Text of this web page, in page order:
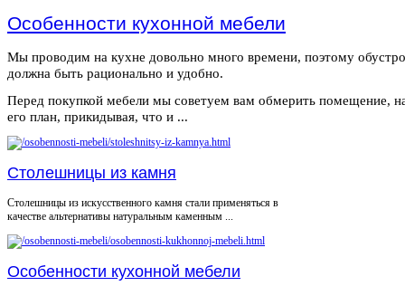
Особенности кухонной мебели
Мы проводим на кухне довольно много времени, поэтому
должна быть рационально и удобно.
Перед покупкой мебели мы советуем вам обмерить помещение,
его план, прикидывая, что и ...
Столешницы из камня
Столешницы из искусственного камня стали применяться в
качестве альтернативы натуральным каменным ...
Особенности кухонной мебели